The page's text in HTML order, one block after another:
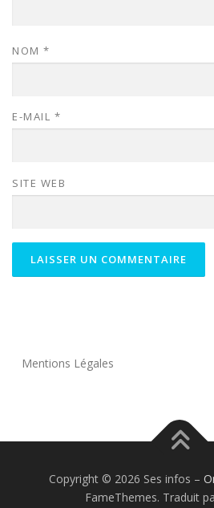
NOM *
E-MAIL *
SITE WEB
Mentions Légales
Copyright © 2026 Ses infos –
FameThemes. Traduit